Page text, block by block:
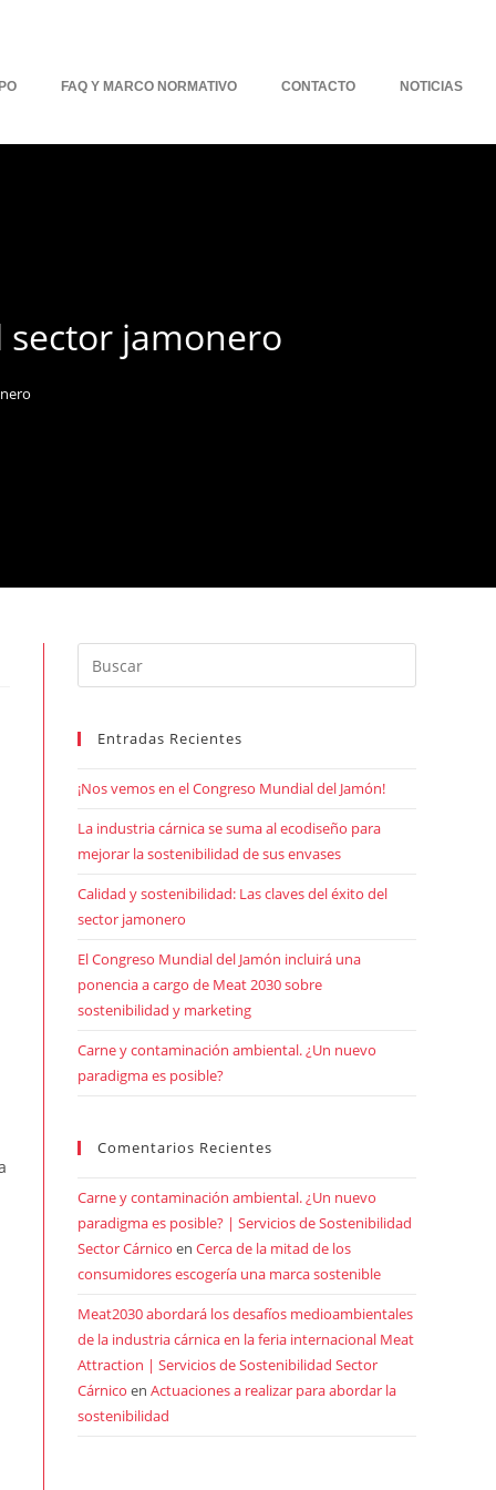
FAQ Y MARCO NORMATIVO CONTACTO NOTICIAS
sector jamonero
Entradas Recientes
¡Nos vemos en el Congreso Mundial del Jamón!
La industria cárnica se suma al ecodiseño para
mejorar la sostenibilidad de sus envases
Calidad y sostenibilidad: Las claves del éxito del
sector jamonero
El Congreso Mundial del Jamón incluirá una
ponencia a cargo de Meat 2030 sobre
sostenibilidad y marketing
Carne y contaminación ambiental. ¿Un nuevo
paradigma es posible?
Comentarios Recientes
Carne y contaminación ambiental. ¿Un nuevo
paradigma es posible? | Servicios de Sostenibilidad
Sector Cárnico en Cerca de la mitad de los
consumidores escogería una marca sostenible
Meat2030 abordará los desafíos medioambientales
de la industria cárnica en la feria internacional Meat
Attraction | Servicios de Sostenibilidad Sector
Cárnico en Actuaciones a realizar para abordar la
sostenibilidad